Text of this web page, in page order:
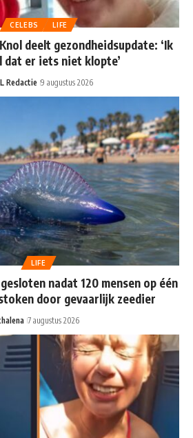
CELEBS LIFE
deelt gezondheidsupdate: ‘Ik
dat er iets niet klopte’
Redactie 9 augustus 2026
LIFE
nadat 120 mensen op één
door gevaarlijk zeedier
7 augustus 2026